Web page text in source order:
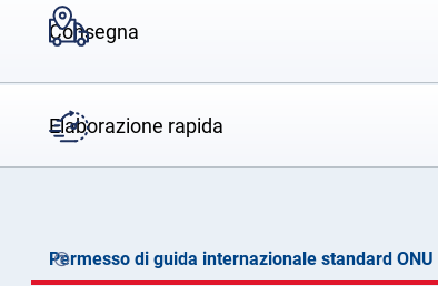
Consegna
Elaborazione rapida
Permesso di guida internazionale standard ONU